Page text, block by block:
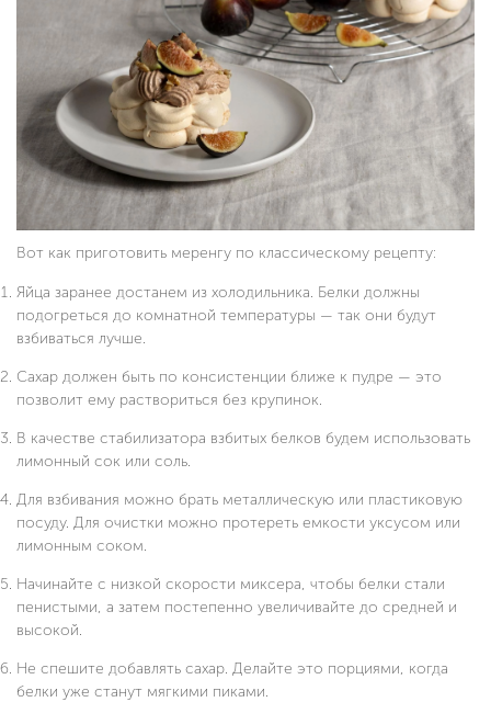
Вот как приготовить меренгу по классическому рецепту:
Яйца заранее достанем из холодильника. Белки должны
подогреться до комнатной температуры — так они будут
взбиваться лучше.
Сахар должен быть по консистенции ближе к пудре — это
позволит ему раствориться без крупинок.
В качестве стабилизатора взбитых белков будем использовать
лимонный сок или соль.
Для взбивания можно брать металлическую или пластиковую
посуду. Для очистки можно протереть емкости уксусом или
лимонным соком.
Начинайте с низкой скорости миксера, чтобы белки стали
пенистыми, а затем постепенно увеличивайте до средней и
высокой.
Не спешите добавлять сахар. Делайте это порциями, когда
белки уже станут мягкими пиками.